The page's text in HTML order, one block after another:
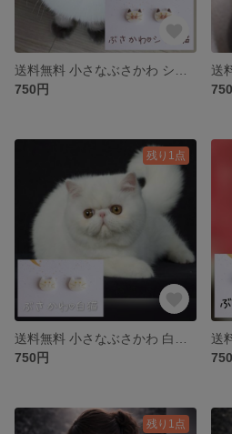
750円
残り1点
750円
残り1点